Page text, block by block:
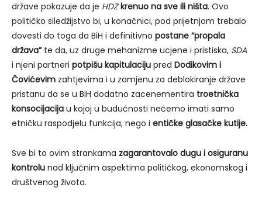
države pokazuje da je HDZ krenuo na sve ili ništa. Ovo
političko siledžijstvo bi, u konačnici, pod prijetnjom trebalo
dovesti do toga da BiH i definitivno postane “propala
država”te da, uz druge mehanizme ucjene i pristiska, SDA
i njeni partneri potpišu kapitulaciju pred Dodikovim i
Čovićevim zahtjevima i u zamjenu za deblokiranje države
pristanu da se u BiH dodatno zacenementira troetnička
konsocijacija u kojoj u budućnosti nećemo imati samo
etničku raspodjelu funkcija, nego i entičke glasačke kutije.
Sve bi to ovim strankama zagarantovalo dugu i osiguranu
kontrolu nad ključnim aspektima političkog, ekonomskog i
društvenog života.